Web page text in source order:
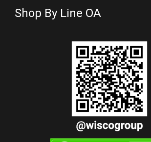
Shop By Line OA